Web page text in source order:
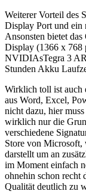
Weiterer Vorteil des
Display Port und ein
Ansonsten bietet
Display (1366 x 768
NVIDIAsTegra 3
Stunden Akku
Wirklich toll ist auch
aus Word, Excel,
nicht dazu, hier
wirklich nur die
verschiedene
Store von Microsoft,
darstellt um an
im Moment einfach
ohnehin schon recht
Qualität deutlich zu